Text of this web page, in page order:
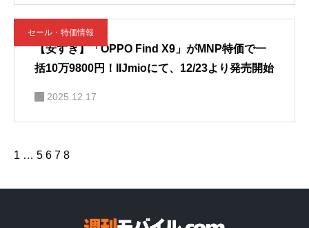
セール・特価情報
【安すぎ】「OPPO Find X9」がMNP特価で一
括10万9800円！IIJmioにて、12/23より発売開始
2025.12.17
1 … 5 6 7 8